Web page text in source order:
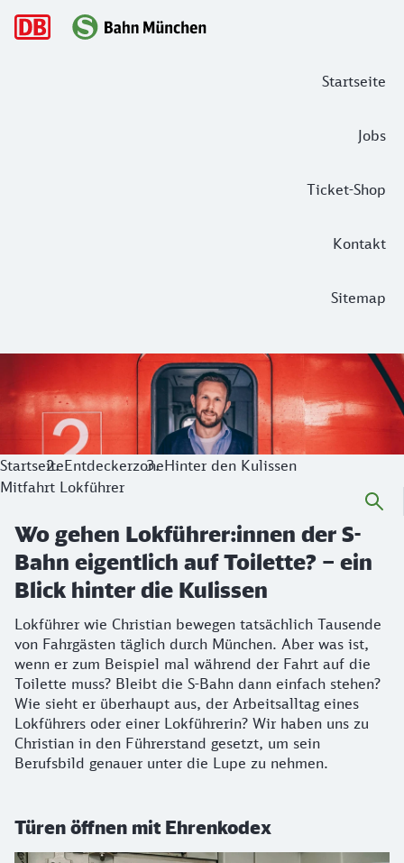
Startseite
Jobs
Ticket-Shop
Kontakt
Sitemap
Hauptnavigation
Wo gehen Lokführer:innen der S-
Lokführer wie Christian bewegen tatsächlich Tausende
StartseiteEntdeckerzoneHinter den Kulissen
Mitfahrt Lokführer
Wo gehen Lokführer:innen der S-
Bahn eigentlich auf Toilette? – ein
Blick hinter die Kulissen
Lokführer wie Christian bewegen tatsächlich Tausende
von Fahrgästen täglich durch München. Aber was ist,
wenn er zum Beispiel mal während der Fahrt auf die
Toilette muss? Bleibt die S-Bahn dann einfach stehen?
Wie sieht er überhaupt aus, der Arbeitsalltag eines
Lokführers oder einer Lokführerin? Wir haben uns zu
Christian in den Führerstand gesetzt, um sein
Berufsbild genauer unter die Lupe zu nehmen.
Türen öffnen mit Ehrenkodex